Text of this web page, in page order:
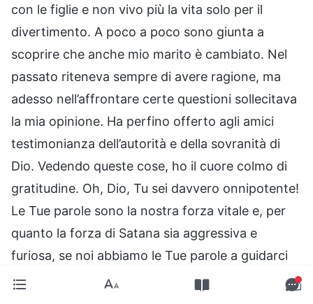
con le figlie e non vivo più la vita solo per il
divertimento. A poco a poco sono giunta a
scoprire che anche mio marito è cambiato. Nel
passato riteneva sempre di avere ragione, ma
adesso nell’affrontare certe questioni sollecitava
la mia opinione. Ha perfino offerto agli amici
testimonianza dell’autorità e della sovranità di
Dio. Vedendo queste cose, ho il cuore colmo di
gratitudine. Oh, Dio, Tu sei davvero onnipotente!
Le Tue parole sono la nostra forza vitale e, per
quanto la forza di Satana sia aggressiva e
furiosa, se noi abbiamo le Tue parole a guidarci
potremo trionfare su tutte le tentazioni di Satana